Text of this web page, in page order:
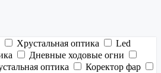
Хрустальная оптика
Led
Дневные ходовые огни
оптика
Коректор фар